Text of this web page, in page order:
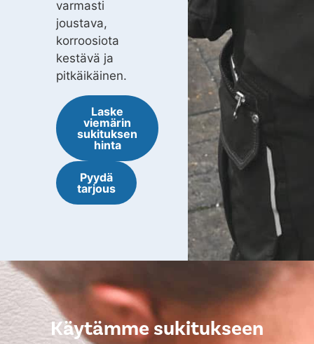
varmasti
joustava,
korroosiota
kestävä ja
pitkäikäinen.
Laske
viemärin
sukituksen
hinta
Pyydä
tarjous
Käytämme sukitukseen